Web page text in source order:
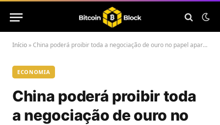
Início »China poderá proibir toda a negociação de ouro no papel apartir de 24 de julho.
ECONOMIA
China poderá proibir toda
a negociação de ouro no